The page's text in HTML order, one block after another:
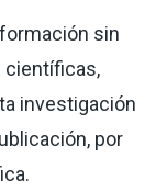
sin
científicas,
investigación
por